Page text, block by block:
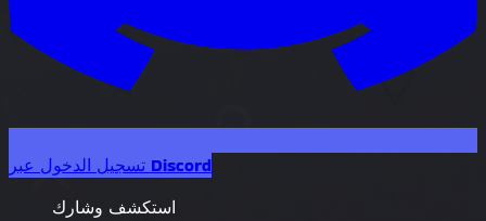
تسجيل الدخول عبر Discord
استكشف وشارك